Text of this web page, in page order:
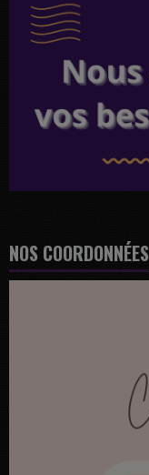
NOS COORDONNÉES